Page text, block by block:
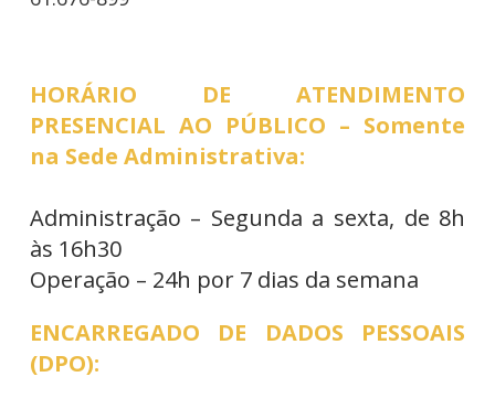
HORÁRIO DE ATENDIMENTO
PRESENCIAL AO PÚBLICO – Somente
na Sede Administrativa:
Administração – Segunda a sexta, de 8h
às 16h30
Operação – 24h por 7 dias da semana
ENCARREGADO DE DADOS PESSOAIS
(DPO):